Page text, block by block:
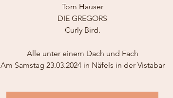
Tom Hauser
DIE GREGORS
Curly Bird.
Alle unter einem Dach und Fach
Am Samstag 23.03.2024 in Näfels in der Vistabar